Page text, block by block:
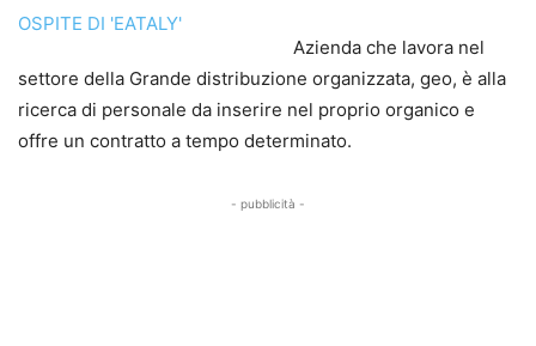
Azienda che lavora nel
settore della Grande distribuzione organizzata, geo, è alla
ricerca di personale da inserire nel proprio organico e
offre un contratto a tempo determinato.
- pubblicità -